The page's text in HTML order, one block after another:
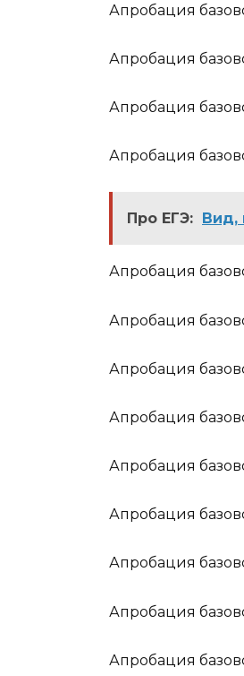
Апробация
Апробация
Апробация
Апробация
Про ЕГЭ: Вид,
Апробация
Апробация
Апробация
Апробация
Апробация
Апробация
Апробация
Апробация
Апробация